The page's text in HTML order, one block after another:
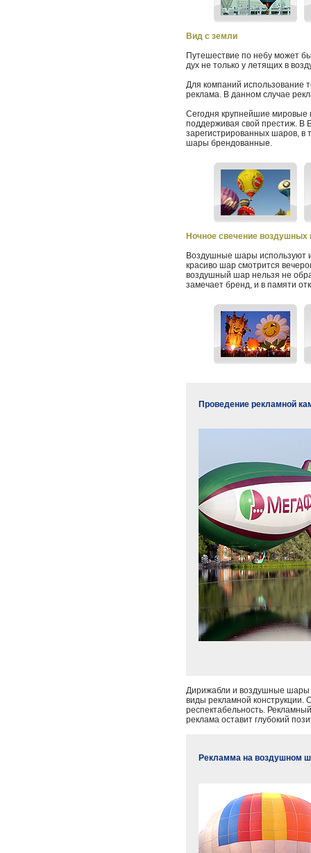
Вид с земли
Путешествие по небу может
дух не только у летящих в
Для компаний использование
реклама. В данном случае
Сегодня крупнейшие
поддерживая свой престиж. В
зарегистрированных шаров, в
шары брендованные.
Ночное свечение воздушных
Воздушные шары используют
красиво шар смотрится
воздушный шар нельзя не
замечает бренд, и в памяти
Проведение рекламной
Дирижабли и воздушные шары
виды рекламной
респектабельность.
реклама оставит глубокий
Рекламма на воздушном